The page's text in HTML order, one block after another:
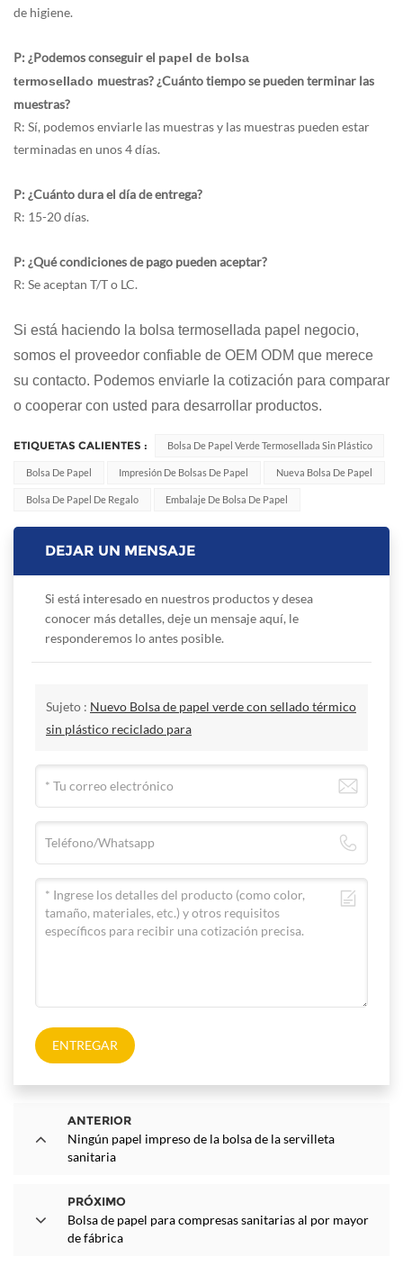
de higiene.
P: ¿Podemos conseguir el papel de bolsa
termosellado muestras? ¿Cuánto tiempo se pueden terminar las
muestras?
R: Sí, podemos enviarle las muestras y las muestras pueden estar
terminadas en unos 4 días.
P: ¿Cuánto dura el día de entrega?
R: 15-20 días.
P: ¿Qué condiciones de pago pueden aceptar?
R: Se aceptan T/T o LC.
Si está haciendo la bolsa termosellada papel negocio,
somos el proveedor confiable de OEM ODM que merece
su contacto. Podemos enviarle la cotización para comparar
o cooperar con usted para desarrollar productos.
ETIQUETAS CALIENTES : Bolsa De Papel Verde Termosellada Sin Plástico
Bolsa De Papel Impresión De Bolsas De Papel Nueva Bolsa De Papel
Bolsa De Papel De Regalo Embalaje De Bolsa De Papel
DEJAR UN MENSAJE
Si está interesado en nuestros productos y desea
conocer más detalles, deje un mensaje aquí, le
responderemos lo antes posible.
Sujeto : Nuevo Bolsa de papel verde con sellado térmico
sin plástico reciclado para
ENTREGAR
ANTERIOR
Ningún papel impreso de la bolsa de la servilleta
sanitaria
PRÓXIMO
Bolsa de papel para compresas sanitarias al por mayor
de fábrica